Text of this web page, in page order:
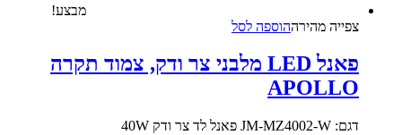
מבצע!
צפייה‬ ‫מהירה‬הוספה לסל
פאנל LED מלבני צר ודק, צמוד תקרה
APOLLO
דגם: JM-MZ4002-W פאנל לד צר ודק 40W